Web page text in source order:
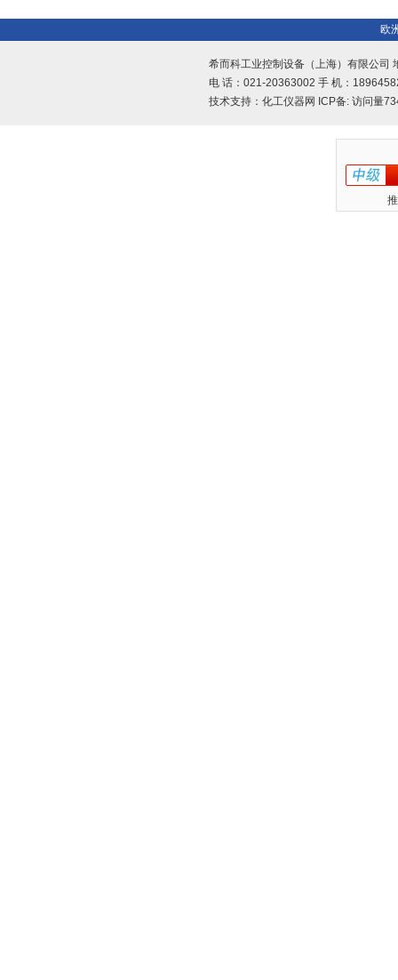
欧
希而科工业控制设备（上海）有限公司
电 话：021-20363002 手 机：
技术支持： 化工仪器网 ICP备: 访问量